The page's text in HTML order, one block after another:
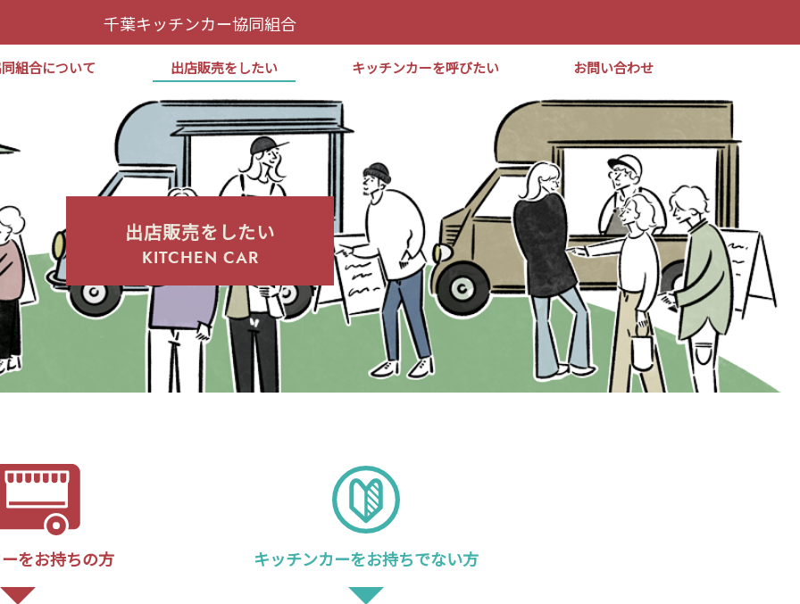
千葉キッチンカー協同組合
組合について 出店販売をしたい キッチンカーを呼びたい お問い合わせ
出店販売をしたい
KITCHEN CAR
をお持ちの方 キッチンカーをお持ちでない方